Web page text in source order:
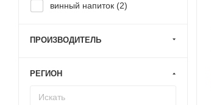
винный напиток (2)
ПРОИЗВОДИТЕЛЬ
РЕГИОН